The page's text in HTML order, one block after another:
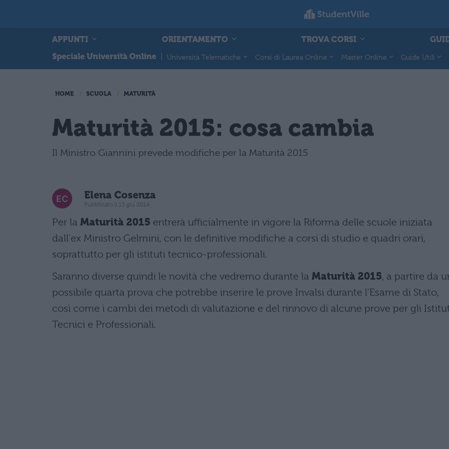
APPUNTI ORIENTAMENTO TROVA CORSI
Speciale Università Online
Università Telematiche Corsi di Laurea Online Master Online Guide Utili
HOME SCUOLA MATURITÀ
Maturità 2015: cosa cambia
Il Ministro Giannini prevede modifiche per la Maturità 2015
Elena Cosenza
Pubblicato il 13 giu 2014
Per la Maturità 2015 entrerà ufficialmente in vigore la Riforma delle scuole iniziata
dall'ex Ministro Gelmini, con le definitive modifiche a corsi di studio e quadri orari,
soprattutto per gli istituti tecnico-professionali.
Saranno diverse quindi le novità che vedremo durante la Maturità 2015, a partire da
possibile quarta prova che potrebbe inserire le prove Invalsi durante l'Esame di Stato,
così come i cambi dei metodi di valutazione e del rinnovo di alcune prove per gli
Tecnici e Professionali.